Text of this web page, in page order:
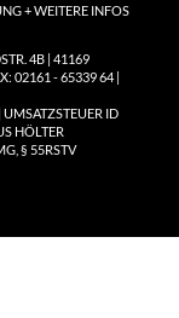
+ WEITERE INFOS
4B | 41169
02161 - 65339 64 |
ID
HÖLTER
§ 55RSTV